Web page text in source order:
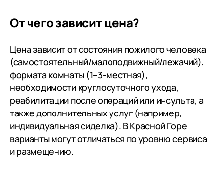
От чего зависит цена?
Цена зависит от состояния пожилого человека
(самостоятельный/малоподвижный/лежачий),
формата комнаты (1–3-местная),
необходимости круглосуточного ухода,
реабилитации после операций или инсульта, а
также дополнительных услуг (например,
индивидуальная сиделка). В Красной Горе
варианты могут отличаться по уровню сервиса
и размещению.